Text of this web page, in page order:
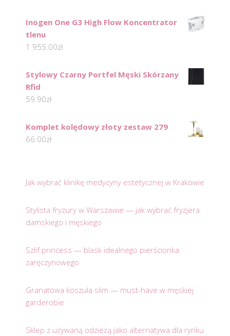
Inogen One G3 High Flow Koncentrator
tlenu
1 955.00zł
Stylowy Czarny Portfel Męski Skórzany
Rfid
59.90zł
Komplet kolędowy złoty zestaw 279
66.00zł
Jak wybrać klinikę medycyny estetycznej w Krakowie
Stylista fryzury w Warszawie — jak wybrać fryzjera
damskiego i męskiego
Szlif princess — blask idealnego pierścionka
zaręczynowego
Granatowa koszula slim — must-have w męskiej
garderobie
Sklep z używaną odzieżą jako alternatywa dla rynku